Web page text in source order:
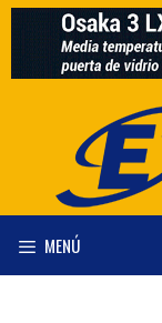
Saltar
contenido
MENÚ